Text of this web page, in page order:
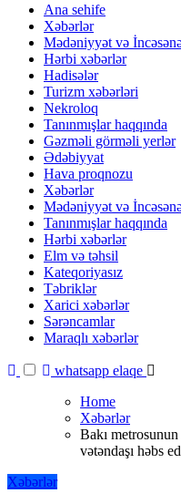
Ana sehife
Xəbərlər
Mədəniyyət və
Hərbi xəbərlər
Hadisələr
Turizm xəbərləri
Nekroloq
Tanınmışlar haqqında
Gəzməli görməli yerlər
Ədəbiyyat
Hava proqnozu
Xəbərlər
Mədəniyyət və
Tanınmışlar haqqında
Hərbi xəbərlər
Elm və təhsil
Kateqoriyasız
Təbriklər
Xarici xəbərlər
Sərəncamlar
Maraqlı xəbərlər
whatsapp elaqe
Home
Xəbərlər
Bakı
vətəndaşı həbs
Xəbərlər